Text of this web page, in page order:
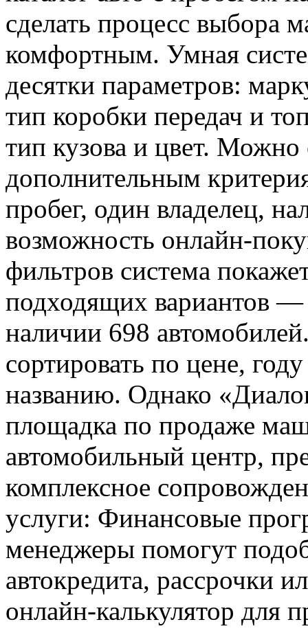
сделать процесс выбора
комфортным. Умная
десятки параметров:
тип коробки передач и
тип кузова и цвет.
дополнительным
пробег, один владелец,
возможность онлайн-
фильтров система
подходящих вариантов
наличии 698
сортировать по цене,
названию. Однако
площадка по продаже
автомобильный центр,
комплексное
услуги: Финансовые
менеджеры помогут
автокредита, рассрочки
онлайн-калькулятор для